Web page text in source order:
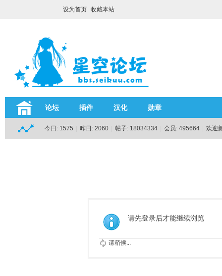
设为首页 收藏本站
论坛 插件 汉化 勋章
今日: 1575 昨日: 2060 帖子: 18034334 会员: 495664 欢迎
请先登录后才能继续浏览
请稍候...